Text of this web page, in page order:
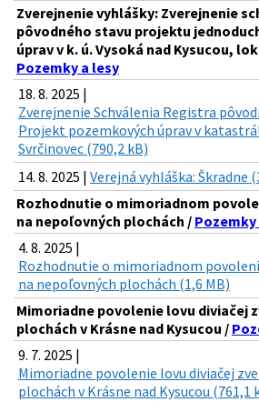
Zverejnenie vyhlášky: Zverejnenie
pôvodného stavu projektu
úprav v k. ú. Vysoká nad Kysucou,
Pozemky a lesy
18. 8. 2025 |
Zverejnenie Schválenia Registra
Projekt pozemkových úprav v
Svrčinovec (790,2 kB)
14. 8. 2025 | Verejná vyhláška: Škradne
Rozhodnutie o mimoriadnom
na nepoľovných plochách / Pozemky
4. 8. 2025 |
Rozhodnutie o mimoriadnom
na nepoľovných plochách (1,6 MB)
Mimoriadne povolenie lovu diviačej
plochách v Krásne nad Kysucou /
9. 7. 2025 |
Mimoriadne povolenie lovu diviačej
plochách v Krásne nad Kysucou (761,1